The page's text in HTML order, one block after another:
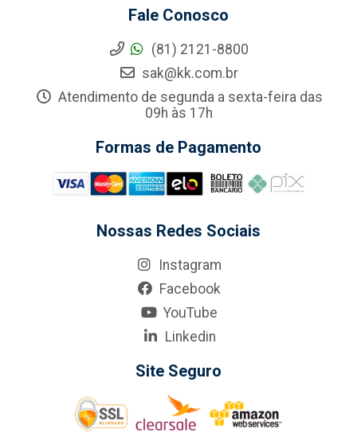
Fale Conosco
(81) 2121-8800
sak@kk.com.br
Atendimento de segunda a sexta-feira das
09h às 17h
Formas de Pagamento
Nossas Redes Sociais
Instagram
Facebook
YouTube
Linkedin
Site Seguro